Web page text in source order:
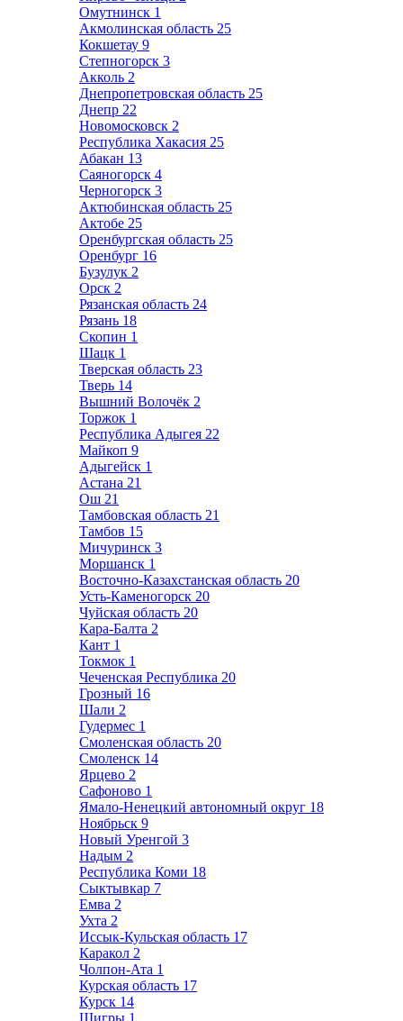
Омутнинск 1
Акмолинская область 25
Кокшетау 9
Степногорск 3
Акколь 2
Днепропетровская область 25
Днепр 22
Новомосковск 2
Республика Хакасия 25
Абакан 13
Саяногорск 4
Черногорск 3
Актюбинская область 25
Актобе 25
Оренбургская область 25
Оренбург 16
Бузулук 2
Орск 2
Рязанская область 24
Рязань 18
Скопин 1
Шацк 1
Тверская область 23
Тверь 14
Вышний Волочёк 2
Торжок 1
Республика Адыгея 22
Майкоп 9
Адыгейск 1
Астана 21
Ош 21
Тамбовская область 21
Тамбов 15
Мичуринск 3
Моршанск 1
Восточно-Казахстанская область 20
Усть-Каменогорск 20
Чуйская область 20
Кара-Балта 2
Кант 1
Токмок 1
Чеченская Республика 20
Грозный 16
Шали 2
Гудермес 1
Смоленская область 20
Смоленск 14
Ярцево 2
Сафоново 1
Ямало-Ненецкий автономный округ 18
Ноябрьск 9
Новый Уренгой 3
Надым 2
Республика Коми 18
Сыктывкар 7
Емва 2
Ухта 2
Иссык-Кульская область 17
Каракол 2
Чолпон-Ата 1
Курская область 17
Курск 14
Щигры 1